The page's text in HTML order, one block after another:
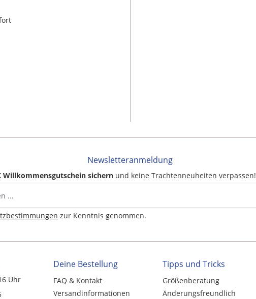
Newsletteranmeldung
Willkommensgutschein sichern und keine Trachtenneuheiten verpassen!
zur Kenntnis genommen.
Uhr
Deine Bestellung
FAQ & Kontakt
Versandinformationen
Tipps und Tricks
Größenberatung
Änderungsfreundlich